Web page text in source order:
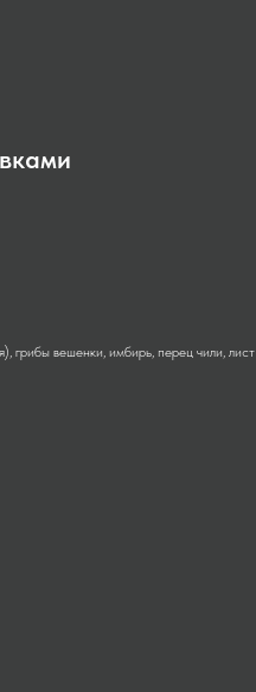
грибы вешенки, имбирь, перец чили, лист